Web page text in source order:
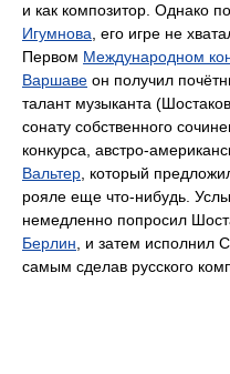
и как композитор. Однако
Игумнова, его игре не
Первом Международном
Варшаве он получил
талант музыканта
сонату собственного
конкурса, австро-
Вальтер, который
рояле еще что-нибудь.
немедленно попросил
Берлин, и затем исполнил
самым сделав русского